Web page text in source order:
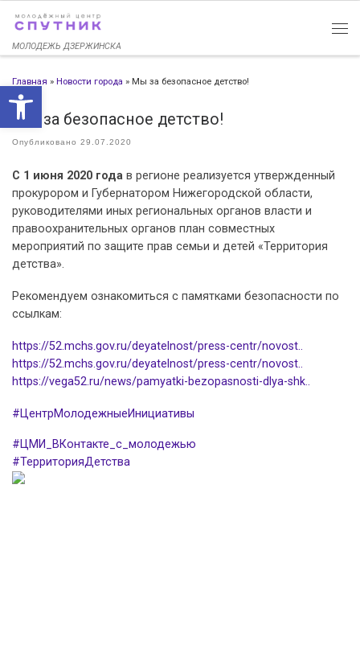
Открыть панель
Перейти к содержимому
МОЛОДЕЖЬ ДЗЕРЖИНСКА
Главная » Новости города » Мы за безопасное детство!
Мы за безопасное детство!
Опубликовано 29.07.2020
C 1 июня 2020 года в регионе реализуется утвержденный
прокурором и Губернатором Нижегородской области,
руководителями иных региональных органов власти и
правоохранительных органов план совместных
мероприятий по защите прав семьи и детей «Территория
детства».
Рекомендуем ознакомиться с памятками безопасности по
ссылкам:
https://52.mchs.gov.ru/deyatelnost/press-centr/novost..
https://52.mchs.gov.ru/deyatelnost/press-centr/novost..
https://vega52.ru/news/pamyatki-bezopasnosti-dlya-shk..
#ЦентрМолодежныеИнициативы
#ЦМИ_ВКонтакте_с_молодежью
#ТерриторияДетства